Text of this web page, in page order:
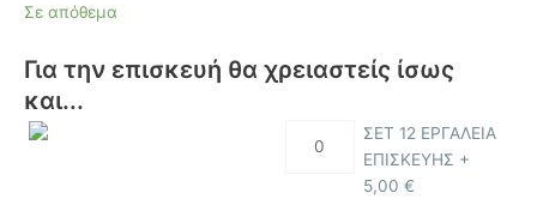
Σε απόθεμα
Για την επισκευή θα χρειαστείς ίσως
και...
ΣΕΤ 12 ΕΡΓΑΛΕΙΑ
ΕΠΙΣΚΕΥΗΣ +
5,00 €
Pro
(Μαύρο)
ποσότητα